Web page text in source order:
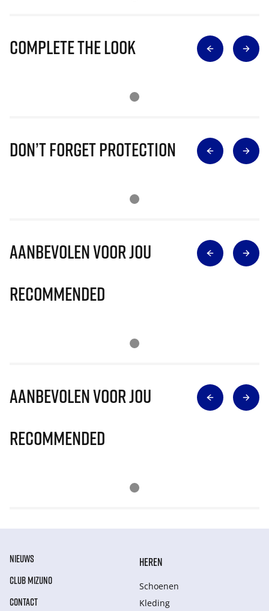
Complete The Look
Don’t Forget Protection
Aanbevolen voor jou
Recommended
Aanbevolen voor jou
Recommended
NIEUWS
CLUB MIZUNO
CONTACT
HEREN
Schoenen
Kleding